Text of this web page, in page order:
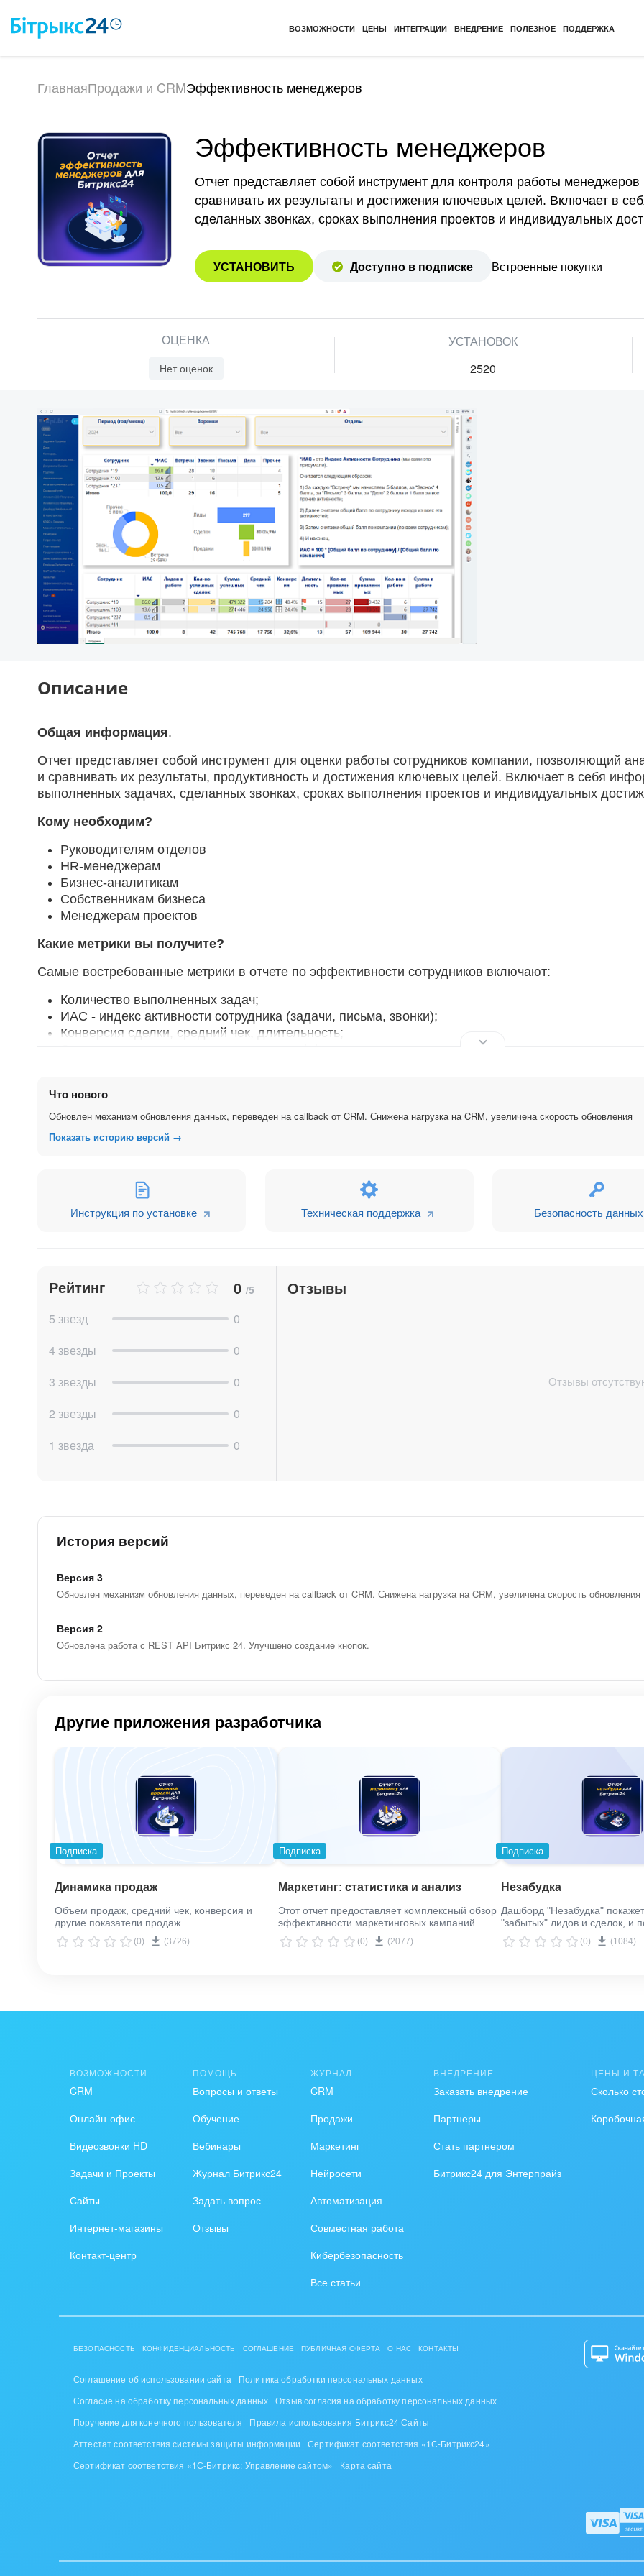
ВОЗМОЖНОСТИ ЦЕНЫ ИНТЕГРАЦИИ ВНЕДРЕНИЕ ПОЛЕЗНОЕ ПОДДЕРЖКА
ГлавнаяПродажи и CRMЭффективность менеджеров
Эффективность менеджеров
Отчет представляет собой инструмент для контроля работы
сравнивать их результаты и достижения ключевых целей. Включает в
сделанных звонках, сроках выполнения проектов и индивидуальных
УСТАНОВИТЬ Доступно в подписке Встроенные покупки
ОЦЕНКА
Нет оценок
УСТАНОВОК
2520
Описание
Общая информация.
Отчет представляет собой инструмент для оценки работы сотрудников компании, позволяющий
и сравнивать их результаты, продуктивность и достижения ключевых целей. Включает в себя
выполненных задачах, сделанных звонках, сроках выполнения проектов и индивидуальных
Кому необходим?
Руководителям отделов
HR-менеджерам
Бизнес-аналитикам
Собственникам бизнеса
Менеджерам проектов
Какие метрики вы получите?
Самые востребованные метрики в отчете по эффективности сотрудников включают:
Количество выполненных задач;
ИАС - индекс активности сотрудника (задачи, письма, звонки);
Конверсия сделки, средний чек, длительность;
По подписке "Маркет +" доступен просмотр данных не более 3х месяцев от даты просмотра.
оплата за 3 месяца - 11 250 ₽
оплата за 12 месяцев - 36 000 ₽
Что нового
Обновлен механизм обновления данных, переведен на callback от CRM. Снижена нагрузка на CRM, увеличена скорость обновления
Показать историю версий →
Инструкция по установке Техническая поддержка Безопасность данных
Рейтинг 0 /5
5 звезд
0
4 звезды
0
3 звезды
0
2 звезды
0
1 звезда
0
Отзывы
Отзывы
История версий
Версия 3
Обновлен механизм обновления данных, переведен на callback от CRM. Снижена нагрузка на CRM, увеличена скорость обновления
Версия 2
Обновлена работа с REST API Битрикс 24. Улучшено создание кнопок.
Другие приложения разработчика
Подписка
Динамика продаж
Объем продаж, средний чек, конверсия и
другие показатели продаж
(0) (3726)
Подписка
Маркетинг: статистика и анализ
Этот отчет предоставляет комплексный обзор
эффективности маркетинговых кампаний.
Анализирует трафик, конверсии и источники
привлечения клиентов. Оценивает стоимость
(0) (2077)
Подписка
Незабудка
Дашборд "Незабудка"
"забытых" лидов и сделок, и
полезную аналитику
(0) (1084)
ВОЗМОЖНОСТИ
CRM
Онлайн-офис
Видеозвонки HD
Задачи и Проекты
Сайты
Интернет-магазины
Контакт-центр
ПОМОЩЬ
Вопросы и ответы
Обучение
Вебинары
Журнал Битрикс24
Задать вопрос
Отзывы
ЖУРНАЛ
CRM
Продажи
Маркетинг
Нейросети
Автоматизация
Совместная работа
Кибербезопасность
Все статьи
ВНЕДРЕНИЕ
Заказать внедрение
Партнеры
Стать партнером
Битрикс24 для Энтерпрайз
ЦЕНЫ И
Сколько
БЕЗОПАСНОСТЬ КОНФИДЕНЦИАЛЬНОСТЬ СОГЛАШЕНИЕ ПУБЛИЧНАЯ ОФЕРТА О НАС КОНТАКТЫ
Соглашение об использовании сайта
Политика обработки персональных данных
Согласие на обработку персональных данных Отзыв согласия на обработку персональных данных
Поручение для конечного пользователя
Правила использования Битрикс24 Сайты
Аттестат соответствия системы защиты информации
Сертификат соответствия «1С-Битрикс24»
Сертификат соответствия «1С-Битрикс: Управление сайтом»
Карта сайта